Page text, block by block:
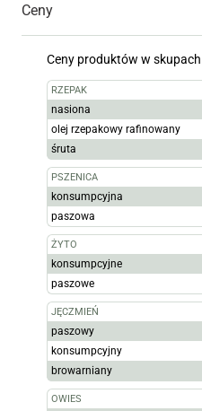
Ceny
Ceny produktów w
RZEPAK
nasiona
olej rzepakowy rafinowany
śruta
PSZENICA
konsumpcyjna
paszowa
ŻYTO
konsumpcyjne
paszowe
JĘCZMIEŃ
paszowy
konsumpcyjny
browarniany
OWIES